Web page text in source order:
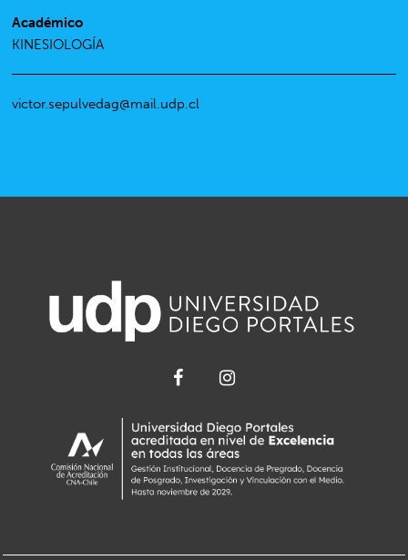
Académico
KINESIOLOGÍA
victor.sepulvedag@mail.udp.cl